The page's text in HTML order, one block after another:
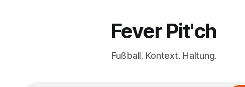
Fever Pit'ch
Fußball. Kontext. Haltung.